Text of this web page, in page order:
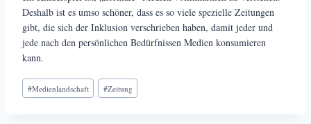
Deshalb ist es umso schöner, dass es so viele spezielle Zeitungen
gibt, die sich der Inklusion verschrieben haben, damit jeder und
jede nach den persönlichen Bedürfnissen Medien konsumieren
kann.
Schlagworte:
#Medienlandschaft #Zeitung